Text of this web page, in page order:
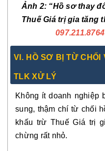
Ảnh 2: “Hồ sơ thay
Thuế Giá trị gia tăng
VI. HỒ SƠ BỊ TỪ CHỐI
TLK XỬ LÝ
Không ít doanh nghiệp
sung, thậm chí từ chối
khấu trừ Thuế Giá trị
chừng rất nhỏ.